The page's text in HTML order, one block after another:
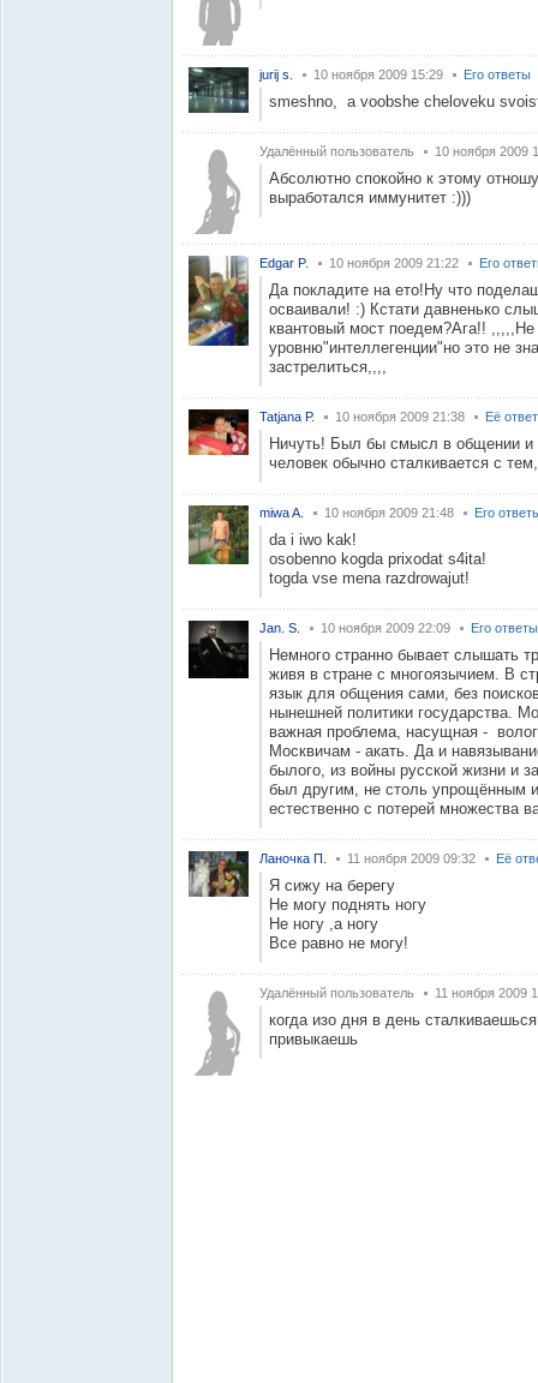
jurij s. 10 ноября 2009 15:29 Его ответы
smeshno, a voobshe cheloveku
Удалённый пользователь 10 ноября 2009
Абсолютно спокойно к этому
выработался иммунитет :)))
Edgar P. 10 ноября 2009 21:22 Его
Да покладите на ето!Ну что
осваивали! :) Кстати давненько
квантовый мост поедем?Ага!! ,,,,,Не
уровню"интеллегенции"но это не
застрелиться,,,,
Tatjana Р. 10 ноября 2009 21:38 Её
Ничуть! Был бы смысл в общении и
человек обычно сталкивается с
miwa A. 10 ноября 2009 21:48 Его
da i iwo kak!
osobenno kogda prixodat s4ita!
togda vse mena razdrowajut!
Jan. S. 10 ноября 2009 22:09 Его ответы
Немного странно бывает слышать
живя в стране с многоязычием. В
язык для общения сами, без
нынешней политики государства.
важная проблема, насущная -
Москвичам - акать. Да и
былого, из войны русской жизни и
был другим, не столь упрощённым
естественно с потерей множества
Ланочка П. 11 ноября 2009 09:32 Её
Я сижу на берегу
Не могу поднять ногу
Не ногу ,а ногу
Все равно не могу!
Удалённый пользователь 11 ноября 2009
когда изо дня в день
привыкаешь